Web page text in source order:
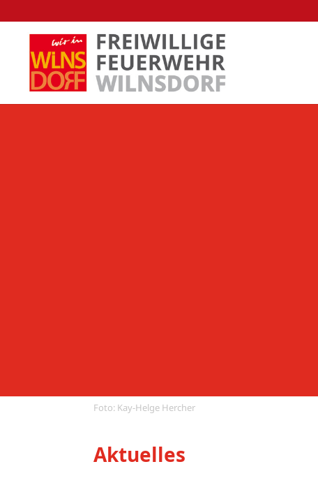
Foto: Kay-Helge Hercher
Aktuelles